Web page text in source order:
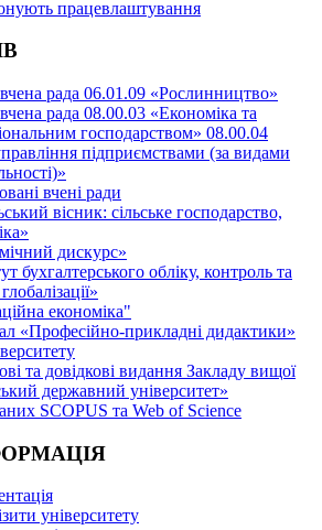
працевлаштування
рада 06.01.09 «Рослинництво»
рада 08.00.03 «Економіка та
господарством» 08.00.04
підприємствами (за видами
вчені ради
вісник: сільське господарство,
дискурс»
бухгалтерського обліку, контроль та
економіка"
«Професійно-прикладні дидактики»
та довідкові видання Закладу вищої
державний університет»
SCOPUS та Web of Science
університету